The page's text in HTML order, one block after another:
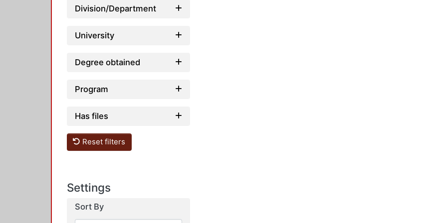
Division/Department
University
Degree obtained
Program
Has files
Reset filters
Settings
Sort By